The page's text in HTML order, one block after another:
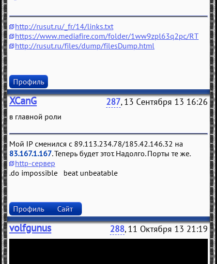
http://rusut.ru/_fr/14/links.txt
https://www.mediafire.com/folder/1ww9zpl63q2pc/RT
http://rusut.ru/files/dump/filesDump.html
Профиль
XCanG 287, 13 Сентября 13 16:26
в главной роли
Мой IP сменился с 89.113.234.78/185.42.146.32 на
83.167.1.167. Теперь будет этот. Надолго. Порты те же.
http-сервер
.do impossible beat unbeatable
Профиль Сайт
volfgunus 288, 11 Октября 13 21:19